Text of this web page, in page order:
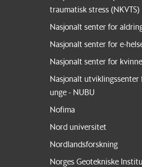
traumatisk stress (NKVTS)
Nasjonalt senter for
Nasjonalt senter for e-
Nasjonalt senter for
Nasjonalt utviklingssenter
unge - NUBU
Nofima
Nord universitet
Nordlandsforskning
Norges Geotekniske